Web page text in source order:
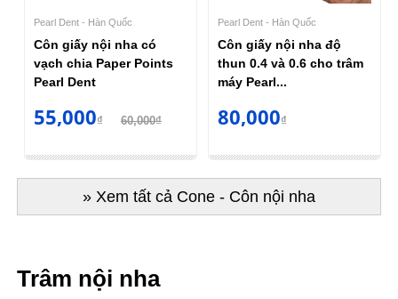
Pearl Dent - Hàn Quốc
Côn giấy nội nha có
vạch chia Paper Points
Pearl Dent
55,000₫ 60,000₫
Pearl Dent - Hàn Quốc
Côn giấy nội nha độ
thun 0.4 và 0.6 cho trâm
máy Pearl...
80,000₫
» Xem tất cả Cone - Côn nội nha
Trâm nội nha